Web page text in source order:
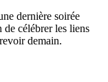
dernière soirée
de célébrer les liens
demain.